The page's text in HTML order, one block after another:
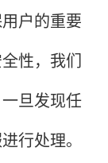
户的重要
性，我们
旦发现任
行处理。